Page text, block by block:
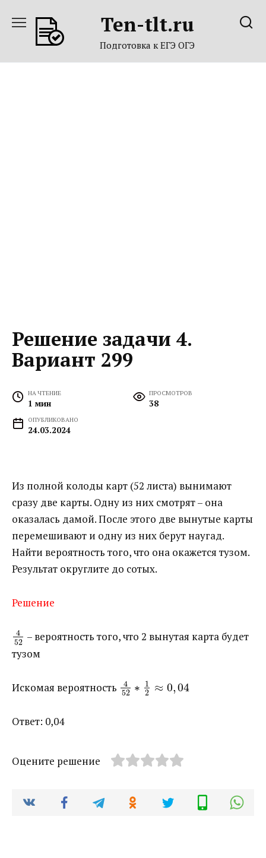
содержанию
Ten-tlt.ru
Подготовка к ЕГЭ ОГЭ
Решение задачи 4.
Вариант 299
НА ЧТЕНИЕ
1 мин
ПРОСМОТРОВ
38
ОПУБЛИКОВАНО
24.03.2024
Из полной колоды карт (52 листа) вынимают
сразу две карты. Одну из них смотрят – она
оказалась дамой. После этого две вынутые карты
перемешивают и одну из них берут наугад.
Найти вероятность того, что она окажется тузом.
Результат округлите до сотых.
Решение
4
52 ​ – вероятность того, что 2 вынутая карта будет
тузом
Искомая вероятность ​
4
52 ∗ 1
2 ≈ 0,04
Ответ: 0,04
Оцените решение